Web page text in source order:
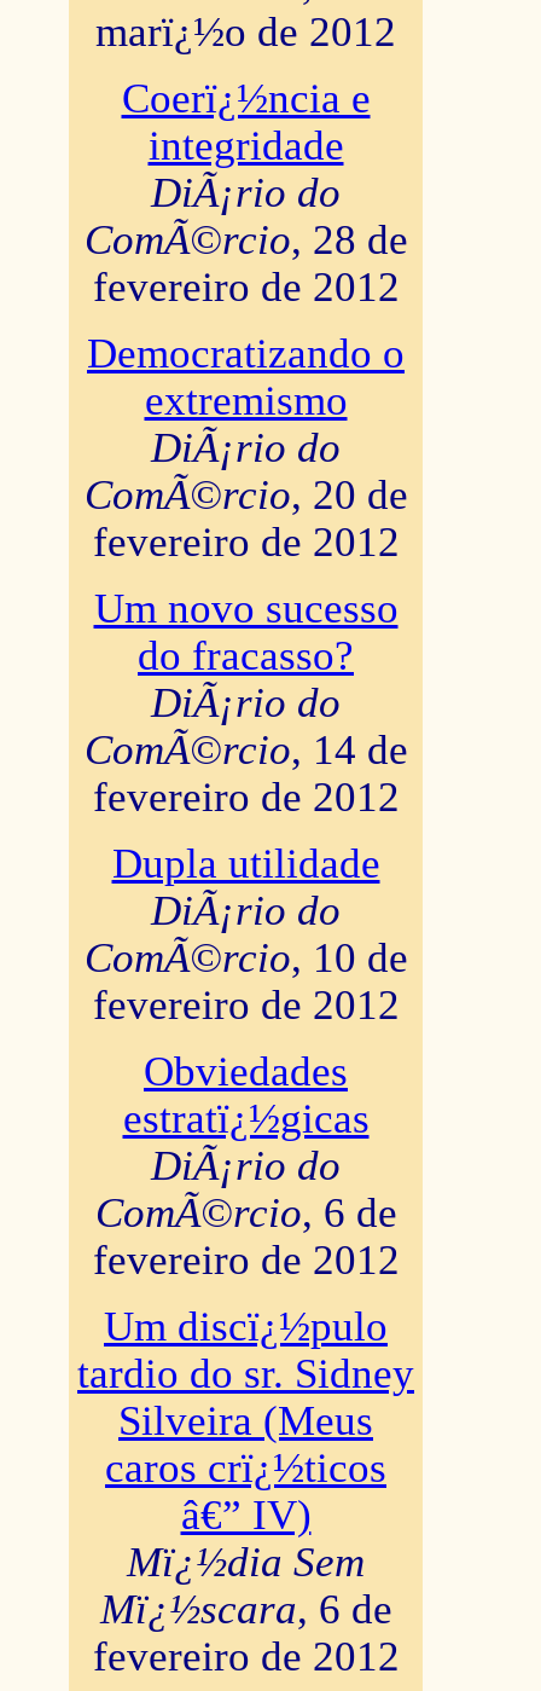
marï¿½o de 2012
Coerï¿½ncia e
integridade
DiÃ¡rio do
ComÃ©rcio, 28 de
fevereiro de 2012
Democratizando o
extremismo
DiÃ¡rio do
ComÃ©rcio, 20 de
fevereiro de 2012
Um novo sucesso
do fracasso?
DiÃ¡rio do
ComÃ©rcio, 14 de
fevereiro de 2012
Dupla utilidade
DiÃ¡rio do
ComÃ©rcio, 10 de
fevereiro de 2012
Obviedades
estratï¿½gicas
DiÃ¡rio do
ComÃ©rcio, 6 de
fevereiro de 2012
Um discï¿½pulo
tardio do sr. Sidney
Silveira (Meus
caros crï¿½ticos
â€” IV)
Mï¿½dia Sem
Mï¿½scara, 6 de
fevereiro de 2012